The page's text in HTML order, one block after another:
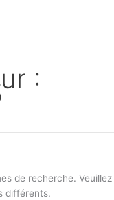
:
de recherche. Veuillez
différents.